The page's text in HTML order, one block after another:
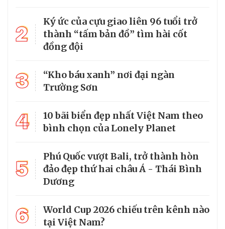
2
Ký ức của cựu giao liên 96 tuổi trở
thành “tấm bản đồ” tìm hài cốt
đồng đội
3
“Kho báu xanh” nơi đại ngàn
Trường Sơn
4
10 bãi biển đẹp nhất Việt Nam theo
bình chọn của Lonely Planet
5
Phú Quốc vượt Bali, trở thành hòn
đảo đẹp thứ hai châu Á - Thái Bình
Dương
6
World Cup 2026 chiếu trên kênh nào
tại Việt Nam?